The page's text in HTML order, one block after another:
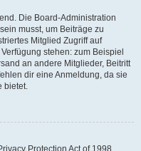
Die Board-Administration
musst, um Beiträge zu
Mitglied Zugriff auf
stehen: zum Beispiel
an andere Mitglieder, Beitritt
dir eine Anmeldung, da sie
bietet.
Protection Act of 1998